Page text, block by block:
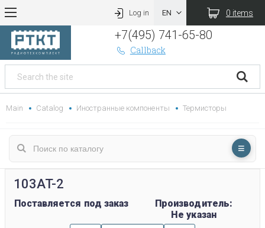
Log in 0 items
+7(495) 741-65-80
Callback
Main Catalog Иностранные компоненты Термисторы
103AT-2
Поставляется под заказ
Производитель:
Не указан